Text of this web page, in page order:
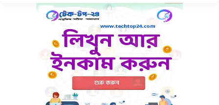
গ্যাজেট
রেজিস্ট্রেশন ও লেখার পদ্ধতি
আকর্ষণীয় তথ্য
লেখার নিয়মাবলী